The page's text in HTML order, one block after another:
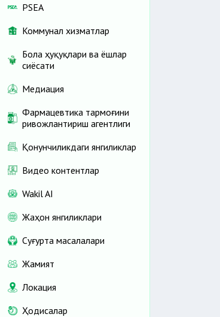
PSEA
Коммунал хизматлар
Бола ҳуқуқлари ва ёшлар
сиёсати
Медиация
Фармацевтика тармоғини
ривожлантириш агентлиги
Қонунчиликдаги янгиликлар
Видео контентлар
Wakil AI
Жаҳон янгиликлари
Cуғурта масалалари
Жамият
Локация
Ҳодисалар